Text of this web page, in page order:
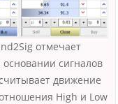
отмечает
сигналов
движение
High и Low